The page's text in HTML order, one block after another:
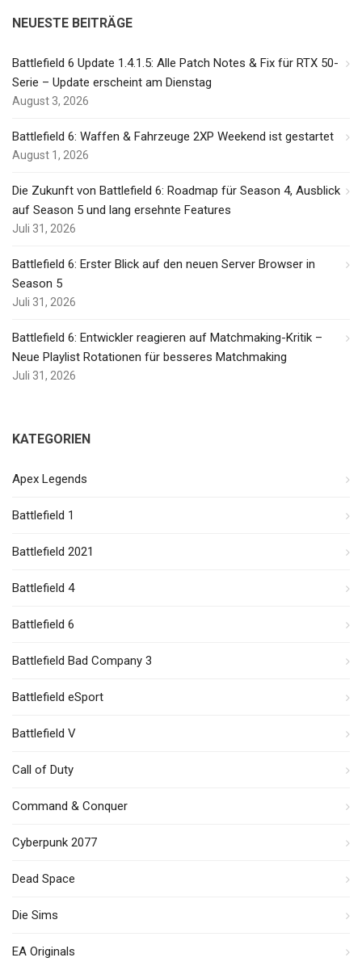
NEUESTE BEITRÄGE
Battlefield 6 Update 1.4.1.5: Alle Patch Notes & Fix für RTX 50-
Serie – Update erscheint am Dienstag
August 3, 2026
Battlefield 6: Waffen & Fahrzeuge 2XP Weekend ist gestartet
August 1, 2026
Die Zukunft von Battlefield 6: Roadmap für Season 4, Ausblick
auf Season 5 und lang ersehnte Features
Juli 31, 2026
Battlefield 6: Erster Blick auf den neuen Server Browser in
Season 5
Juli 31, 2026
Battlefield 6: Entwickler reagieren auf Matchmaking-Kritik –
Neue Playlist Rotationen für besseres Matchmaking
Juli 31, 2026
KATEGORIEN
Apex Legends
Battlefield 1
Battlefield 2021
Battlefield 4
Battlefield 6
Battlefield Bad Company 3
Battlefield eSport
Battlefield V
Call of Duty
Command & Conquer
Cyberpunk 2077
Dead Space
Die Sims
EA Originals